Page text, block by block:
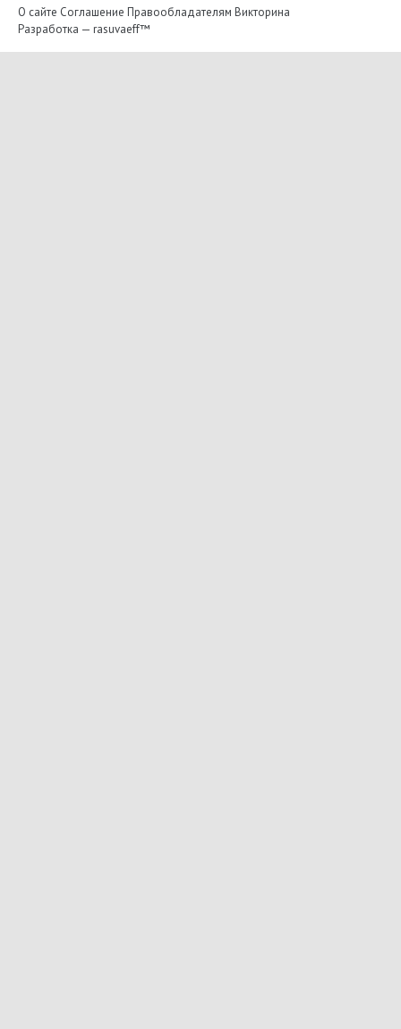
О сайте Соглашение Правообладателям Викторина
Разработка — rasuvaeff™